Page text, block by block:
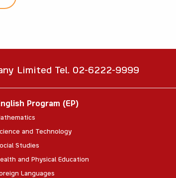
Limited Tel. 02-6222-9999
Program (EP)
and Technology
Studies
and Physical Education
Languages